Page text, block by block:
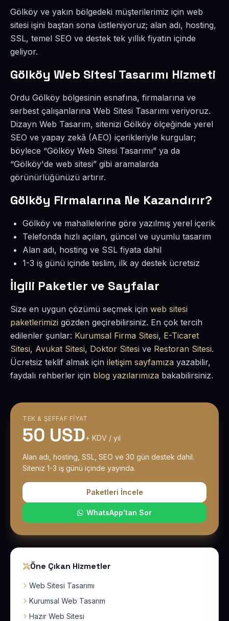
Gölköy ve yakın bölgedeki müşterilerimiz için web
sitesi işini baştan sona üstleniyoruz; alan adı, hosting,
SSL, temel SEO ve destek tek yıllık fiyatın içinde
geliyor.
Gölköy Web Sitesi Tasarımı Hizmeti
Ordu Gölköy bölgesinin esnafına, firmalarına ve
serbest çalışanlarına Web Sitesi Tasarımı veriyoruz.
Dizayn Web Tasarım, sitenizi Gölköy ölçeğinde yerel
SEO ve yapay zekâ (AEO) içerikleriyle kurgular;
böylece “Gölköy Web Sitesi Tasarımı” ya da
“Gölköy'de web sitesi” gibi aramalarda
görünürlüğünüzü artırır.
Gölköy Firmalarına Ne Kazandırır?
Gölköy ve mahallelerine göre yazılmış yerel içerik
Telefonda hızlı açılan, güncel ve uyumlu tasarım
Alan adı, hosting ve SSL fiyata dahil
1-3 iş günü içinde teslim, ilk ay destek ücretsiz
İlgili Paketler ve Sayfalar
Size en uygun çözümü seçmek için web sitesi
paketlerimizi gözden geçirebilirsiniz. En çok tercih
edilenler şunlar: Kurumsal Firma Sitesi, E-Ticaret
Sitesi, Avukat Sitesi, Doktor Sitesi ve Restoran Sitesi.
Ücretsiz teklif almak için iletişim sayfamıza yazabilir,
faydalı rehberler için blog yazılarımıza bakabilirsiniz.
TEK & ŞEFFAF FIYAT
50 USD+ KDV / yıl
Alan adı, hosting, SSL, SEO ve 30 gün destek dahil.
Siteniz 1-3 iş günü içinde yayında.
Paketleri İncele
WhatsApp'tan Sor
Öne Çıkan Hizmetler
Web Sitesi Tasarımı
Kurumsal Web Tasarım
Hazır Web Sitesi